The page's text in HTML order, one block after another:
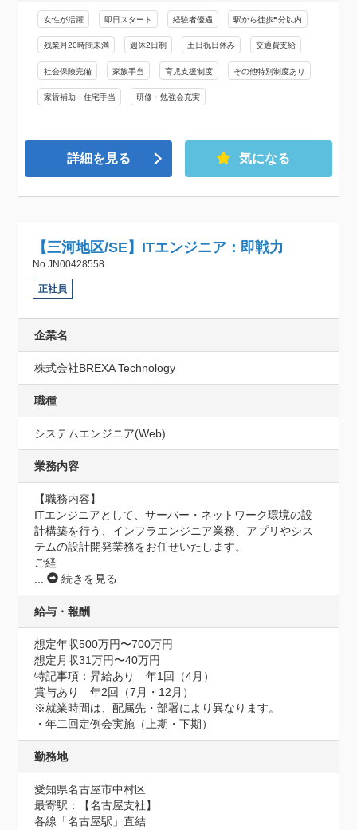
女性が活躍 即日スタート 経験者優遇 駅から徒歩5分以内
残業月20時間未満 週休2日制 土日祝日休み 交通費支給
社会保険完備 家族手当 育児支援制度 その他特別制度あり
家賃補助・住宅手当 研修・勉強会充実
詳細を見る 気になる
【三河地区/SE】ITエンジニア：即戦力
No.JN00428558
正社員
企業名
株式会社BREXA Technology
職種
システムエンジニア(Web)
業務内容
【職務内容】
ITエンジニアとして、サーバー・ネットワーク環境の設
計構築を行う、インフラエンジニア業務、アプリやシス
テムの設計開発業務をお任せいたします。
ご経
...
続きを見る
給与・報酬
想定年収500万円〜700万円
想定月収31万円〜40万円
特記事項：昇給あり　年1回（4月）
賞与あり　年2回（7月・12月）
※就業時間は、配属先・部署により異なります。
・年二回定例会実施（上期・下期）
勤務地
愛知県名古屋市中村区
最寄駅：【名古屋支社】
各線「名古屋駅」直結